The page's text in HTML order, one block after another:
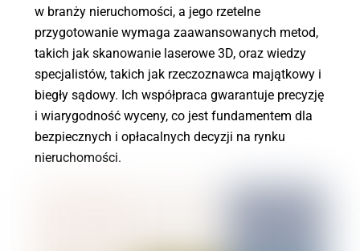
w branży nieruchomości, a jego rzetelne
przygotowanie wymaga zaawansowanych metod,
takich jak skanowanie laserowe 3D, oraz wiedzy
specjalistów, takich jak rzeczoznawca majątkowy i
biegły sądowy. Ich współpraca gwarantuje precyzję
i wiarygodność wyceny, co jest fundamentem dla
bezpiecznych i opłacalnych decyzji na rynku
nieruchomości.